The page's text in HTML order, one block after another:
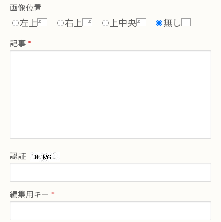
画像位置
左上 右上 上中央 無し
記事
認証
編集用キー